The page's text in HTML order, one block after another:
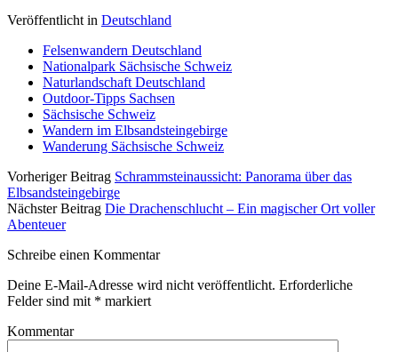
Veröffentlicht in Deutschland
Felsenwandern Deutschland
Nationalpark Sächsische Schweiz
Naturlandschaft Deutschland
Outdoor-Tipps Sachsen
Sächsische Schweiz
Wandern im Elbsandsteingebirge
Wanderung Sächsische Schweiz
Vorheriger Beitrag Schrammsteinaussicht: Panorama über das
Elbsandsteingebirge
Nächster Beitrag Die Drachenschlucht – Ein magischer Ort voller
Abenteuer
Schreibe einen Kommentar
Deine E-Mail-Adresse wird nicht veröffentlicht. Erforderliche
Felder sind mit * markiert
Kommentar